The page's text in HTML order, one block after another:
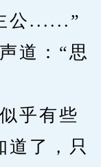
公......”
道：“思
乎有些
道了，只